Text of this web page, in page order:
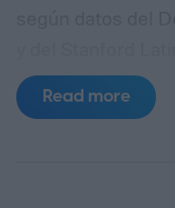
Initiative (SLEI).
coinciden en que
Read more